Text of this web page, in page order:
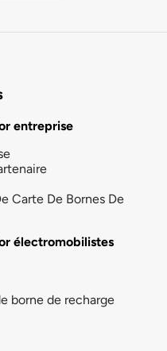
entreprise
Carte De Bornes De
électromobilistes
borne de recharge